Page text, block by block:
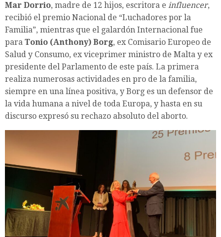
Mar Dorrio, madre de 12 hijos, escritora e influencer,
recibió el premio Nacional de “Luchadores por la
Familia”, mientras que el galardón Internacional fue
para Tonio (Anthony) Borg, ex Comisario Europeo de
Salud y Consumo, ex viceprimer ministro de Malta y ex
presidente del Parlamento de este país. La primera
realiza numerosas actividades en pro de la familia,
siempre en una línea positiva, y Borg es un defensor de
la vida humana a nivel de toda Europa, y hasta en su
discurso expresó su rechazo absoluto del aborto.